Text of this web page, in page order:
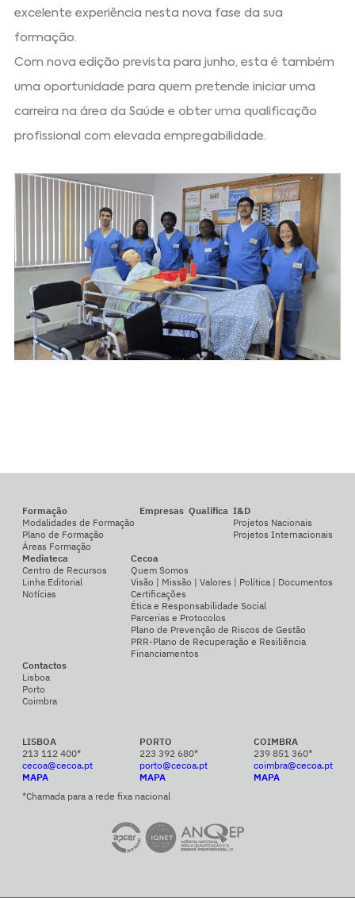
excelente experiência nesta nova fase da sua
formação.
Com nova edição prevista para junho, esta é também
uma oportunidade para quem pretende iniciar uma
carreira na área da Saúde e obter uma qualificação
profissional com elevada empregabilidade.
Formação
Modalidades de Formação
Plano de Formação
Áreas Formação
Empresas Qualifica I&D
Projetos Nacionais
Projetos Internacionais
Mediateca
Centro de Recursos
Linha Editorial
Notícias
Cecoa
Quem Somos
Visão | Missão | Valores | Política | Documentos
Certificações
Ética e Responsabilidade Social
Parcerias e Protocolos
Plano de Prevenção de Riscos de Gestão
PRR-Plano de Recuperação e Resiliência
Financiamentos
Contactos
Lisboa
Porto
Coimbra
LISBOA
213 112 400*
cecoa@cecoa.pt
MAPA
PORTO
223 392 680*
porto@cecoa.pt
MAPA
COIMBRA
239 851 360*
coimbra@cecoa.pt
MAPA
*Chamada para a rede fixa nacional